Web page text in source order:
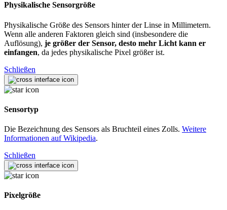
Physikalische Sensorgröße
Physikalische Größe des Sensors hinter der Linse in Millimetern.
Wenn alle anderen Faktoren gleich sind (insbesondere die
Auflösung), je größer der Sensor, desto mehr Licht kann er
einfangen, da jedes physikalische Pixel größer ist.
Schließen
Sensortyp
Die Bezeichnung des Sensors als Bruchteil eines Zolls. Weitere
Informationen auf Wikipedia.
Schließen
Pixelgröße